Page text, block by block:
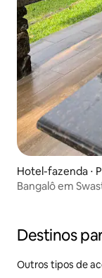
Hotel-fazenda ⋅
Bangalô em
Destinos
Outros tipos de